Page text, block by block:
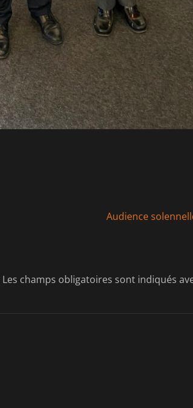
Audience
Les champs obligatoires sont indiqués